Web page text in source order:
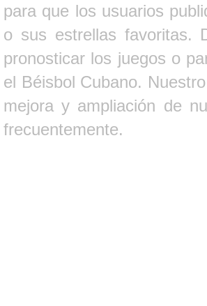
para que los usuarios
o sus estrellas favoritas.
pronosticar los juegos o
el Béisbol Cubano.
mejora y ampliación de
frecuentemente.